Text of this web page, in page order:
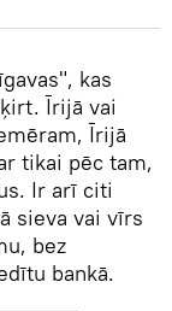
kas
Īrijā vai
Īrijā
tikai pēc tam,
Ir arī citi
sieva vai vīrs
bez
bankā.